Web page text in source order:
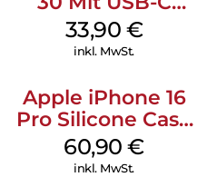
Kabel Weiß
33,90 €
inkl. MwSt.
Apple iPhone 16
Pro Silicone Case
MagSafe Stone
Gray
60,90€
inkl. MwSt.